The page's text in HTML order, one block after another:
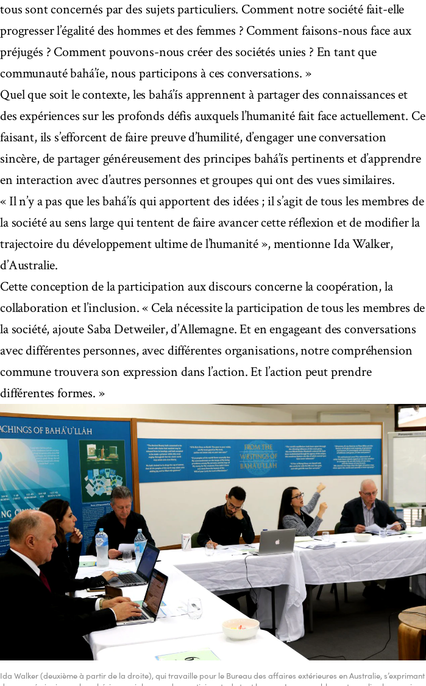
tous sont concernés par des sujets particuliers. Comment notre société fait-elle
progresser l’égalité des hommes et des femmes ? Comment faisons-nous face aux
préjugés ? Comment pouvons-nous créer des sociétés unies ? En tant que
communauté bahá’íe, nous participons à ces conversations. »
Quel que soit le contexte, les bahá’ís apprennent à partager des connaissances et
des expériences sur les profonds défis auxquels l’humanité fait face actuellement. Ce
faisant, ils s’efforcent de faire preuve d’humilité, d’engager une conversation
sincère, de partager généreusement des principes bahá’ís pertinents et d’apprendre
en interaction avec d’autres personnes et groupes qui ont des vues similaires.
« Il n’y a pas que les bahá’ís qui apportent des idées ; il s’agit de tous les membres de
la société au sens large qui tentent de faire avancer cette réflexion et de modifier la
trajectoire du développement ultime de l’humanité », mentionne Ida Walker,
d’Australie.
Cette conception de la participation aux discours concerne la coopération, la
collaboration et l’inclusion. « Cela nécessite la participation de tous les membres de
la société, ajoute Saba Detweiler, d’Allemagne. Et en engageant des conversations
avec différentes personnes, avec différentes organisations, notre compréhension
commune trouvera son expression dans l’action. Et l’action peut prendre
différentes formes. »
Ida Walker (deuxième à partir de la droite), qui travaille pour le Bureau des affaires extérieures en Australie, s’exprimant